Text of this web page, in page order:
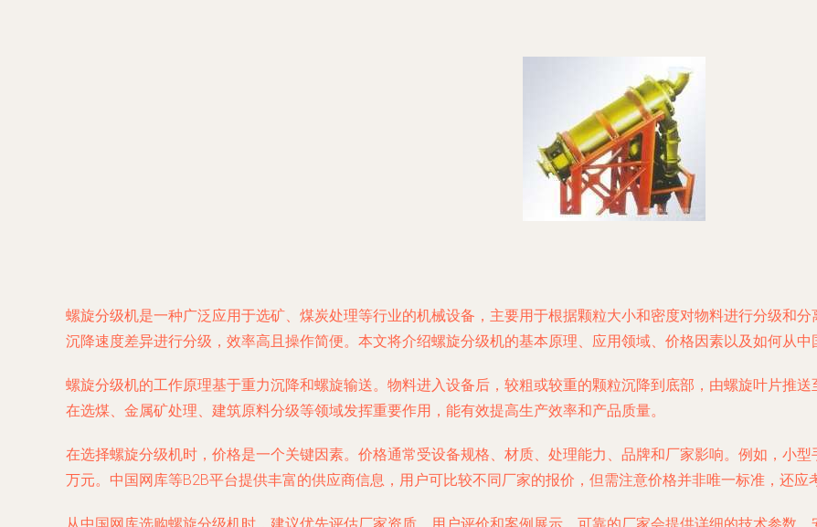
螺旋分级机是一种广泛应用于选矿、煤炭处理等行业的机械设备，主要用于根据颗粒大小和密度对物料进行分级和
沉降速度差异进行分级，效率高且操作简便。本文将介绍螺旋分级机的基本原理、应用领域、价格因素以及如何从中
螺旋分级机的工作原理基于重力沉降和螺旋输送。物料进入设备后，较粗或较重的颗粒沉降到底部，由螺旋叶片推
在选煤、金属矿处理、建筑原料分级等领域发挥重要作用，能有效提高生产效率和产品质量。
在选择螺旋分级机时，价格是一个关键因素。价格通常受设备规格、材质、处理能力、品牌和厂家影响。例如，小
万元。中国网库等B2B平台提供丰富的供应商信息，用户可比较不同厂家的报价，但需注意价格并非唯一标准，还应